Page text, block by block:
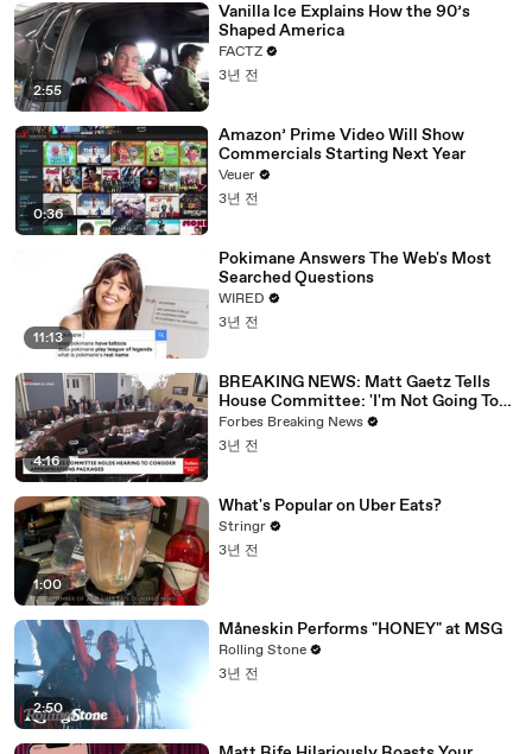
2:55
Vanilla Ice Explains How the 90’s
Shaped America
FACTZ
3년 전
0:36
Amazon’ Prime Video Will Show
Commercials Starting Next Year
Veuer
3년 전
11:13
Pokimane Answers The Web's Most
Searched Questions
WIRED
3년 전
4:16
BREAKING NEWS: Matt Gaetz Tells
House Committee: 'I'm Not Going To
Vote For A Continuing Resolution'
Forbes Breaking News
3년 전
1:00
What's Popular on Uber Eats?
Stringr
3년 전
2:50
Måneskin Performs "HONEY" at MSG
Rolling Stone
3년 전